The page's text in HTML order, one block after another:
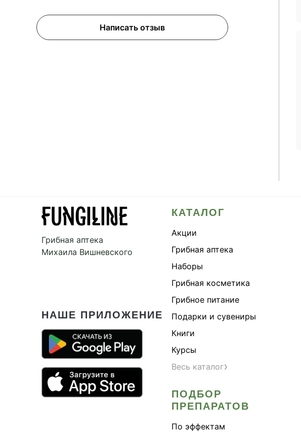
Написать отзыв
Грибная аптека
Михаила Вишневского
НАШЕ ПРИЛОЖЕНИЕ
КАТАЛОГ
Акции
Грибная аптека
Наборы
Грибная косметика
Грибное питание
Подарки и сувениры
Книги
Курсы
Весь каталог›
ПОДБОР
ПРЕПАРАТОВ
По эффектам